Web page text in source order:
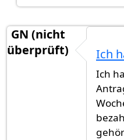
GN (nicht
überprüft)
Ich
Ich